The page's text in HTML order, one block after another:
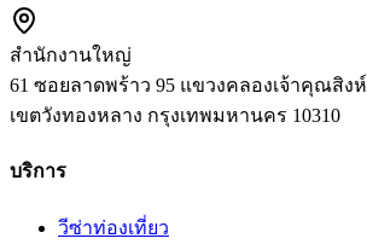
สำนักงานใหญ่
61 ซอยลาดพร้าว 95 แขวงคลองเจ้าคุณสิงห์
เขตวังทองหลาง กรุงเทพมหานคร 10310
บริการ
วีซ่าท่องเที่ยว